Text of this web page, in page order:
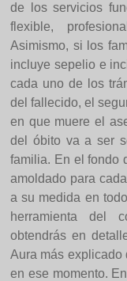
de los servicios
flexible,
Asimismo, si los
incluye sepelio e
cada uno de los
del fallecido, el
en que muere el
del óbito va a ser
familia. En el fondo
amoldado para
a su medida en
herramienta del
obtendrás en
Aura más explicado
en ese momento.